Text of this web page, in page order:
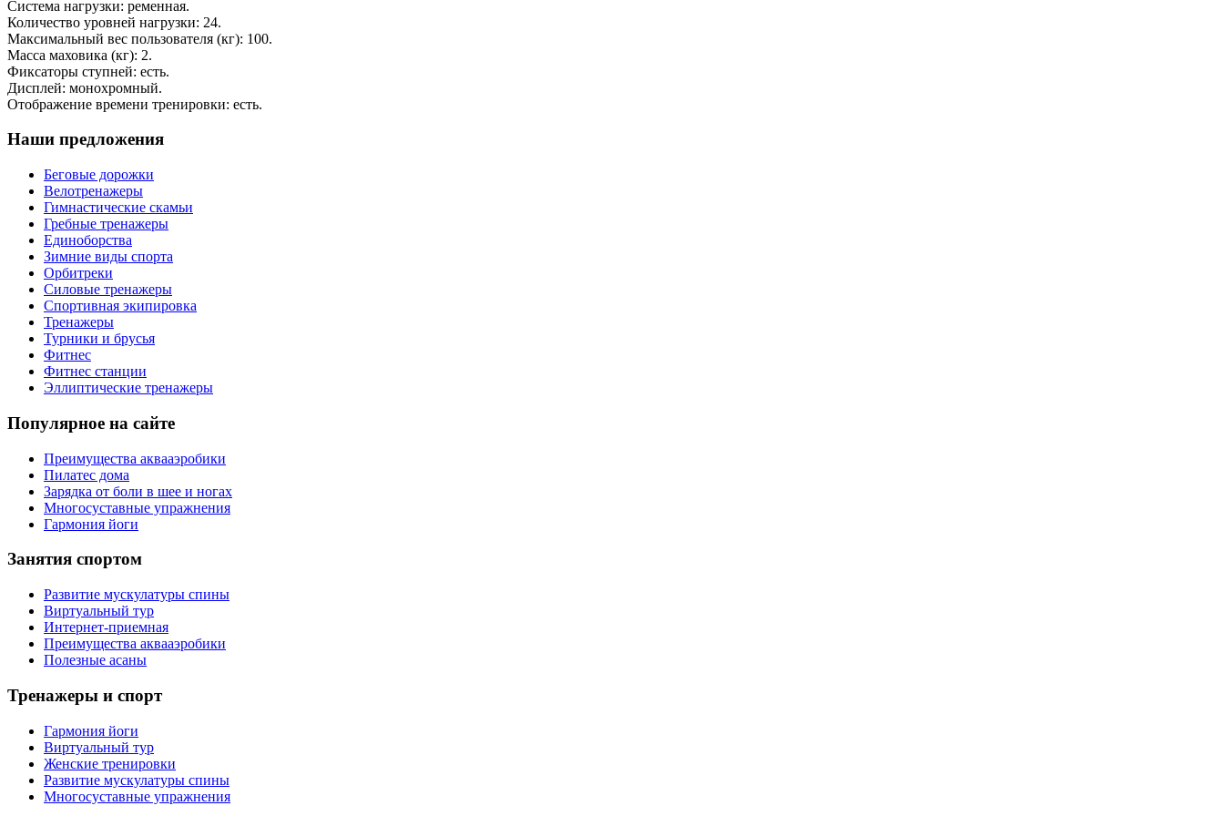
Система нагрузки: ременная.
Количество уровней нагрузки: 24.
Максимальный вес пользователя (кг): 100.
Масса маховика (кг): 2.
Фиксаторы ступней: есть.
Дисплей: монохромный.
Отображение времени тренировки: есть.
Наши предложения
Беговые дорожки
Велотренажеры
Гимнастические скамьи
Гребные тренажеры
Единоборства
Зимние виды спорта
Орбитреки
Силовые тренажеры
Спортивная экипировка
Тренажеры
Турники и брусья
Фитнес
Фитнес станции
Эллиптические тренажеры
Популярное на сайте
Преимущества аквааэробики
Пилатес дома
Зарядка от боли в шее и ногах
Многосуставные упражнения
Гармония йоги
Занятия спортом
Развитие мускулатуры спины
Виртуальный тур
Интернет-приемная
Преимущества аквааэробики
Полезные асаны
Тренажеры и спорт
Гармония йоги
Виртуальный тур
Женские тренировки
Развитие мускулатуры спины
Многосуставные упражнения